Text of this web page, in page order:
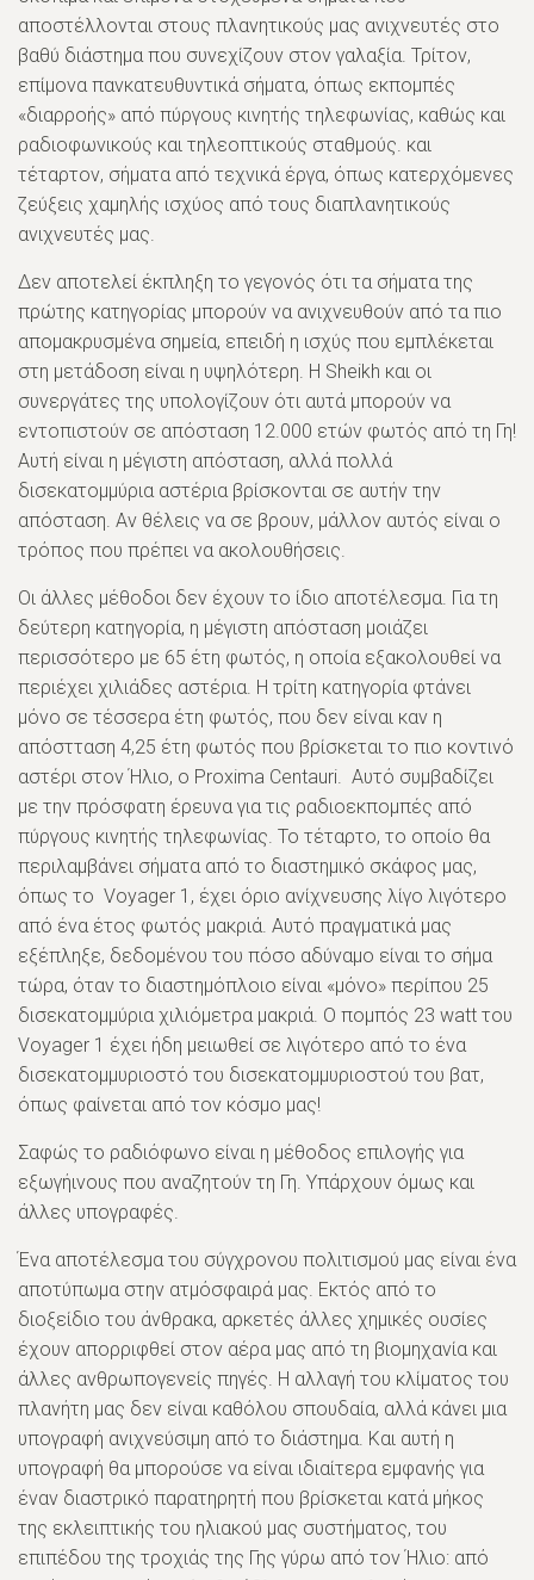
αποστέλλονται στους πλανητικούς μας ανιχνευτές στο
βαθύ διάστημα που συνεχίζουν στον γαλαξία. Τρίτον,
επίμονα πανκατευθυντικά σήματα, όπως εκπομπές
«διαρροής» από πύργους κινητής τηλεφωνίας, καθώς και
ραδιοφωνικούς και τηλεοπτικούς σταθμούς. και
τέταρτον, σήματα από τεχνικά έργα, όπως κατερχόμενες
ζεύξεις χαμηλής ισχύος από τους διαπλανητικούς
ανιχνευτές μας.
Δεν αποτελεί έκπληξη το γεγονός ότι τα σήματα της
πρώτης κατηγορίας μπορούν να ανιχνευθούν από τα πιο
απομακρυσμένα σημεία, επειδή η ισχύς που εμπλέκεται
στη μετάδοση είναι η υψηλότερη. Η Sheikh και οι
συνεργάτες της υπολογίζουν ότι αυτά μπορούν να
εντοπιστούν σε απόσταση 12.000 ετών φωτός από τη Γη!
Αυτή είναι η μέγιστη απόσταση, αλλά πολλά
δισεκατομμύρια αστέρια βρίσκονται σε αυτήν την
απόσταση. Αν θέλεις να σε βρουν, μάλλον αυτός είναι ο
τρόπος που πρέπει να ακολουθήσεις.
Οι άλλες μέθοδοι δεν έχουν το ίδιο αποτέλεσμα. Για τη
δεύτερη κατηγορία, η μέγιστη απόσταση μοιάζει
περισσότερο με 65 έτη φωτός, η οποία εξακολουθεί να
περιέχει χιλιάδες αστέρια. Η τρίτη κατηγορία φτάνει
μόνο σε τέσσερα έτη φωτός, που δεν είναι καν η
απόστταση 4,25 έτη φωτός που βρίσκεται το πιο κοντινό
αστέρι στον Ήλιο, ο Proxima Centauri. Αυτό συμβαδίζει
με την πρόσφατη έρευνα για τις ραδιοεκπομπές από
πύργους κινητής τηλεφωνίας. Το τέταρτο, το οποίο θα
περιλαμβάνει σήματα από το διαστημικό σκάφος μας,
όπως το Voyager 1, έχει όριο ανίχνευσης λίγο λιγότερο
από ένα έτος φωτός μακριά. Αυτό πραγματικά μας
εξέπληξε, δεδομένου του πόσο αδύναμο είναι το σήμα
τώρα, όταν το διαστημόπλοιο είναι «μόνο» περίπου 25
δισεκατομμύρια χιλιόμετρα μακριά. Ο πομπός 23 watt του
Voyager 1 έχει ήδη μειωθεί σε λιγότερο από το ένα
δισεκατομμυριοστό του δισεκατομμυριοστού του βατ,
όπως φαίνεται από τον κόσμο μας!
Σαφώς το ραδιόφωνο είναι η μέθοδος επιλογής για
εξωγήινους που αναζητούν τη Γη. Υπάρχουν όμως και
άλλες υπογραφές.
Ένα αποτέλεσμα του σύγχρονου πολιτισμού μας είναι ένα
αποτύπωμα στην ατμόσφαιρά μας. Εκτός από το
διοξείδιο του άνθρακα, αρκετές άλλες χημικές ουσίες
έχουν απορριφθεί στον αέρα μας από τη βιομηχανία και
άλλες ανθρωπογενείς πηγές. Η αλλαγή του κλίματος του
πλανήτη μας δεν είναι καθόλου σπουδαία, αλλά κάνει μια
υπογραφή ανιχνεύσιμη από το διάστημα. Και αυτή η
υπογραφή θα μπορούσε να είναι ιδιαίτερα εμφανής για
έναν διαστρικό παρατηρητή που βρίσκεται κατά μήκος
της εκλειπτικής του ηλιακού μας συστήματος, του
επιπέδου της τροχιάς της Γης γύρω από τον Ήλιο: από